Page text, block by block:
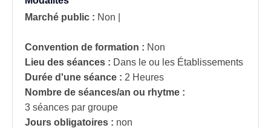
Marché public : Non
Convention de formation : Non
Lieu des séances : Dans le ou les Établissements
Durée d'une séance : 2 Heures
Nombre de séances/an ou rhytme :
3 séances par groupe
Jours obligatoires : non